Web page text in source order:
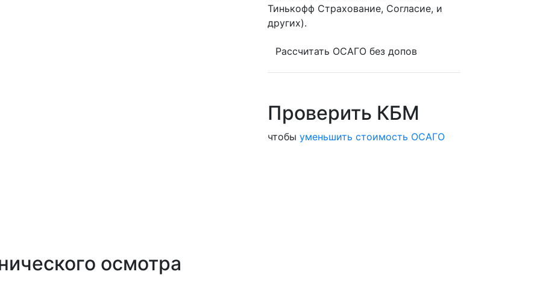
осмотра
Тинькофф Страхование, Согласие, и
других).
Рассчитать ОСАГО без допов
Проверить КБМ
чтобы уменьшить стоимость ОСАГО